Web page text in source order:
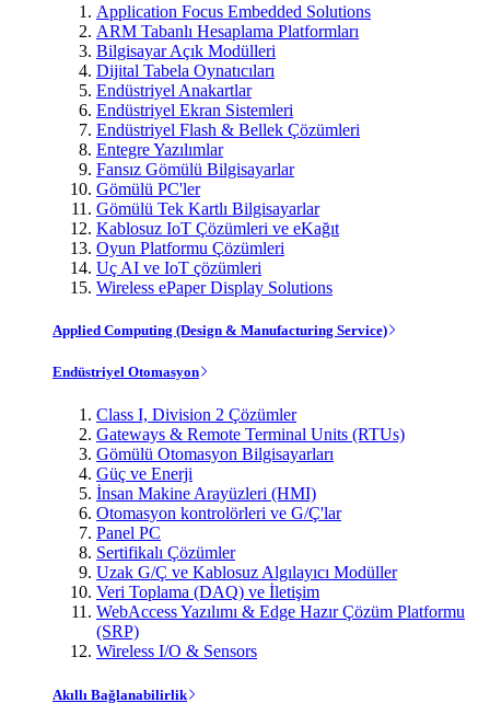
Application Focus Embedded Solutions
ARM Tabanlı Hesaplama Platformları
Bilgisayar Açık Modülleri
Dijital Tabela Oynatıcıları
Endüstriyel Anakartlar
Endüstriyel Ekran Sistemleri
Endüstriyel Flash & Bellek Çözümleri
Entegre Yazılımlar
Fansız Gömülü Bilgisayarlar
Gömülü PC'ler
Gömülü Tek Kartlı Bilgisayarlar
Kablosuz IoT Çözümleri ve eKağıt
Oyun Platformu Çözümleri
Uç AI ve IoT çözümleri
Wireless ePaper Display Solutions
Applied Computing (Design & Manufacturing Service)
Endüstriyel Otomasyon
Class I, Division 2 Çözümler
Gateways & Remote Terminal Units (RTUs)
Gömülü Otomasyon Bilgisayarları
Güç ve Enerji
İnsan Makine Arayüzleri (HMI)
Otomasyon kontrolörleri ve G/Ç'lar
Panel PC
Sertifikalı Çözümler
Uzak G/Ç ve Kablosuz Algılayıcı Modüller
Veri Toplama (DAQ) ve İletişim
WebAccess Yazılımı & Edge Hazır Çözüm Platformu
(SRP)
Wireless I/O & Sensors
Akıllı Bağlanabilirlik